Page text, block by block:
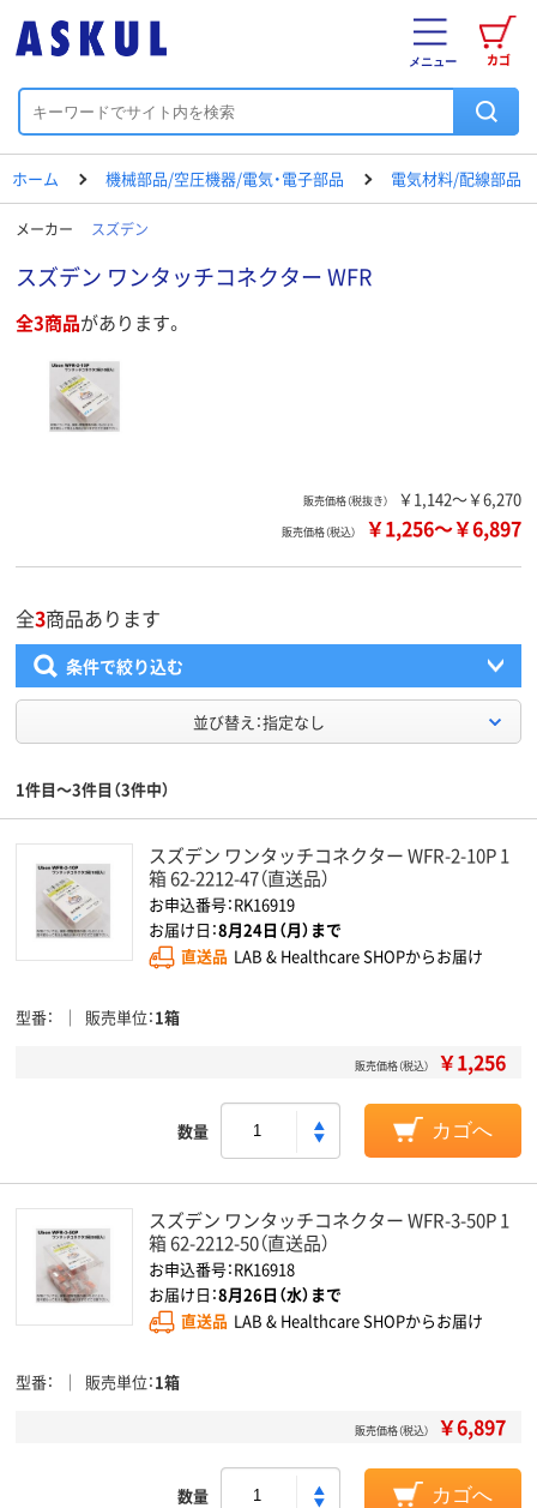
カゴ
メニュー
ホーム 機械部品/空圧機器/電気・電子部品 電気材料/配線部品
メーカー スズデン
スズデン ワンタッチコネクター WFR
全3商品があります。
販売価格（税抜き） ￥1,142～￥6,270
販売価格（税込） ￥1,256～￥6,897
全3商品あります
条件で絞り込む
並び替え：指定なし
1件目～3件目（3件中）
スズデン ワンタッチコネクター WFR-2-10P 1
箱 62-2212-47（直送品）
お申込番号：RK16919
お届け日：8月24日（月）まで
直送品 LAB & Healthcare SHOPからお届け
型番 販売単位 1箱
販売価格（税込） ￥1,256
数量 カゴへ
スズデン ワンタッチコネクター WFR-3-50P 1
箱 62-2212-50（直送品）
お申込番号：RK16918
お届け日：8月26日（水）まで
直送品 LAB & Healthcare SHOPからお届け
型番 販売単位 1箱
販売価格（税込） ￥6,897
数量 カゴへ